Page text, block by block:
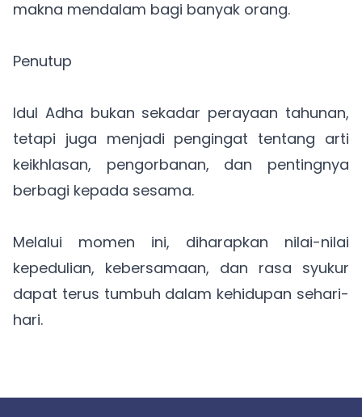
makna mendalam bagi banyak orang.
Penutup
Idul Adha bukan sekadar perayaan tahunan,
tetapi juga menjadi pengingat tentang arti
keikhlasan, pengorbanan, dan pentingnya
berbagi kepada sesama.
Melalui momen ini, diharapkan nilai-nilai
kepedulian, kebersamaan, dan rasa syukur
dapat terus tumbuh dalam kehidupan sehari-
hari.